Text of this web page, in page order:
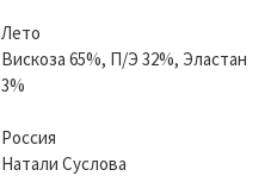
Лето
Вискоза 65%, П/Э 32%, Эластан
3%
Россия
Натали Суслова